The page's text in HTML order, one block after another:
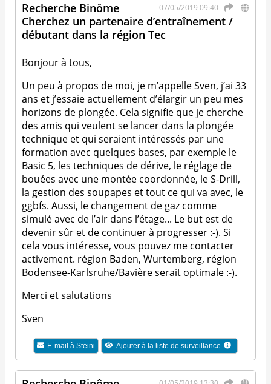
07/05/2019 09:40
Recherche Binôme
Cherchez un partenaire d’entraînement /
débutant dans la région Tec
Bonjour à tous,
Un peu à propos de moi, je m’appelle Sven, j’ai 33
ans et j’essaie actuellement d’élargir un peu mes
horizons de plongée. Cela signifie que je cherche
des amis qui veulent se lancer dans la plongée
technique et qui seraient intéressés par une
formation avec quelques bases, par exemple le
Basic 5, les techniques de dérive, le réglage de
bouées avec une montée coordonnée, le S-Drill,
la gestion des soupapes et tout ce qui va avec, le
ggbfs. Aussi, le changement de gaz comme
simulé avec de l’air dans l’étage... Le but est de
devenir sûr et de continuer à progresser :-). Si
cela vous intéresse, vous pouvez me contacter
activement. région Baden, Wurtemberg, région
Bodensee-Karlsruhe/Bavière serait optimale :-).
Merci et salutations
Sven
E-mail à Steini Ajouter à la liste de surveillance